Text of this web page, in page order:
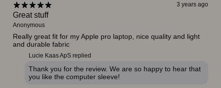
3 years ago
Great stuff
Anonymous
Really great fit for my Apple pro laptop, nice quality and light
and durable fabric
Lucie Kaas ApS replied
Thank you for the review. We are so happy to hear that
you like the computer sleeve!